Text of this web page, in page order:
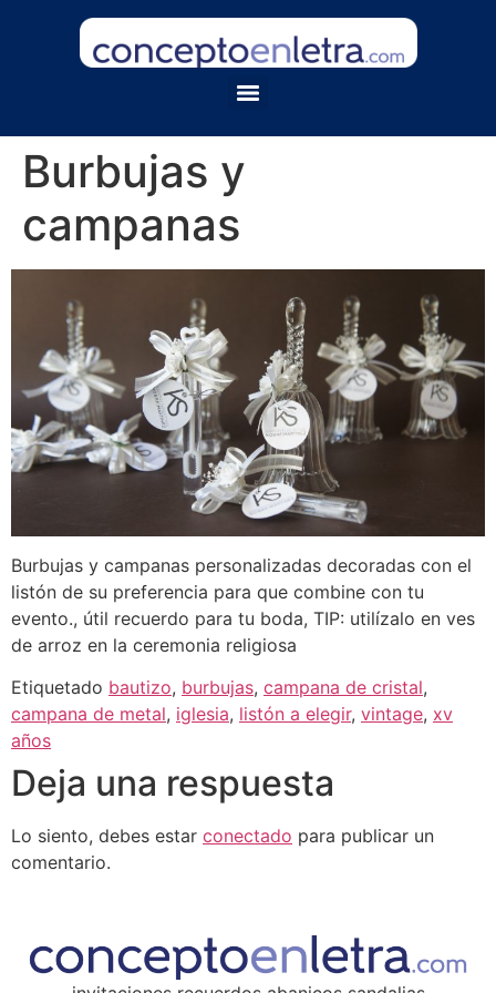
Burbujas y
campanas
Burbujas y campanas personalizadas decoradas con el
listón de su preferencia para que combine con tu
evento., útil recuerdo para tu boda, TIP: utilízalo en ves
de arroz en la ceremonia religiosa
Etiquetado bautizo, burbujas, campana de cristal,
campana de metal, iglesia, listón a elegir, vintage, xv
años
Deja una respuesta
Lo siento, debes estar conectado para publicar un
comentario.